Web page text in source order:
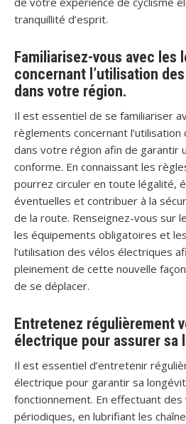
tranquillité d’esprit.
Familiarisez-vous avec les
concernant l’utilisation
dans votre région.
Il est essentiel de se familiariser
règlements concernant
dans votre région afin de garantir
conforme. En connaissant les
pourrez circuler en toute légalité,
éventuelles et contribuer à la
de la route. Renseignez-vous sur
les équipements obligatoires et
l’utilisation des vélos électriques
pleinement de cette nouvelle
de se déplacer.
Entretenez régulièrement
électrique pour assurer sa
Il est essentiel d’entretenir
électrique pour garantir sa
fonctionnement. En effectuant
périodiques, en lubrifiant les